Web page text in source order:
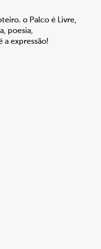
o Palco é Livre,
poesia,
expressão!